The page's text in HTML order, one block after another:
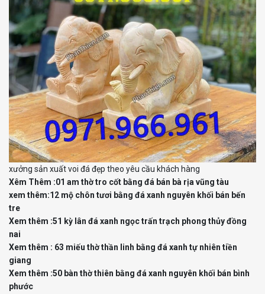
xưởng sản xuất voi đá đẹp theo yêu cầu khách hàng
Xêm Thêm :01 am thờ tro cốt bằng đá bán bà rịa vũng tàu
xem thêm:12 mộ chôn tươi bằng đá xanh nguyên khối bán bến
tre
Xem thêm :51 kỳ lân đá xanh ngọc trấn trạch phong thủy đồng
nai
Xem thêm : 63 miếu thờ thần linh bằng đá xanh tự nhiên tiền
giang
Xem thêm :50 bàn thờ thiên bằng đá xanh nguyên khối bán bình
phước